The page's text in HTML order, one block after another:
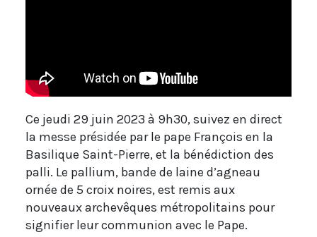
Ce jeudi 29 juin 2023 à 9h30, suivez en direct
la messe présidée par le pape François en la
Basilique Saint-Pierre, et la bénédiction des
palli. Le pallium, bande de laine d’agneau
ornée de 5 croix noires, est remis aux
nouveaux archevêques métropolitains pour
signifier leur communion avec le Pape.